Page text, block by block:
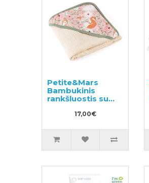
Petite&Mars
Bambukinis
rankšluostis su
17,00€